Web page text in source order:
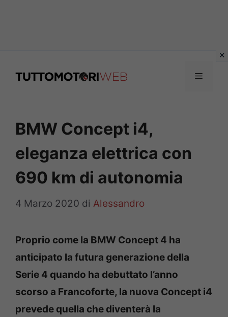
Menu
BMW Concept i4,
eleganza elettrica con
690 km di autonomia
4 Marzo 2020 di Alessandro
Proprio come la BMW Concept 4 ha
anticipato la futura generazione della
Serie 4 quando ha debuttato l’anno
scorso a Francoforte, la nuova Concept i4
prevede quella che diventerà la